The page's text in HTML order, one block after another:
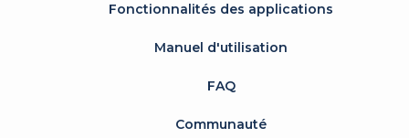
Fonctionnalités des applications
Manuel d'utilisation
FAQ
Communauté